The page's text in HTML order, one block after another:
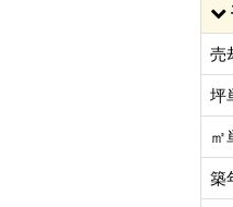
売
坪
㎡
築